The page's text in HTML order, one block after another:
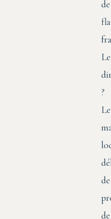
de
Le
?
Le
de
de